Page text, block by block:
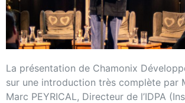
La présentation de Chamonix
sur une introduction très complète par
Marc PEYRICAL, Directeur de l’IDPA